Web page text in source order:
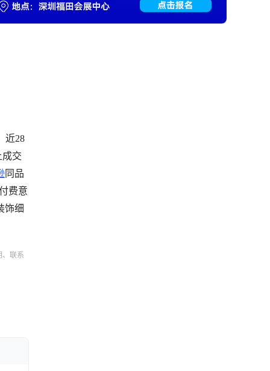
近28
成交
同品
费意
饰细
、联系